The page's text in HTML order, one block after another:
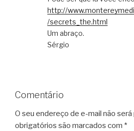
http://
/secrets_the.html
Um abraço.
Sérgio
Comentário
O seu endereço de e-mail não será
obrigatórios são marcados com *